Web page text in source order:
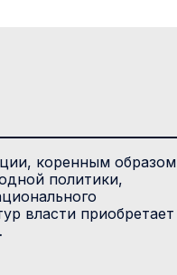
коренным образом
политики,
власти приобретает